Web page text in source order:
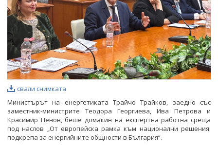
свали снимката
Министърът на енергетиката Трайчо Трайков, заедно със
заместник-министрите Теодора Георгиева, Ива Петрова и
Красимир Ненов, беше домакин на експертна работна среща
под наслов „От европейска рамка към национални решения:
подкрепа за енергийните общности в България“.